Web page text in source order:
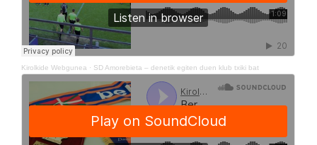
Kirolkide Webgunea · SD Amorebieta – denetik egiten duen klub txiki bat